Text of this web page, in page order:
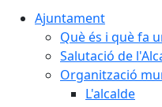
Ajuntament
Què és i què fa
Salutació de
Organització
L'alcalde